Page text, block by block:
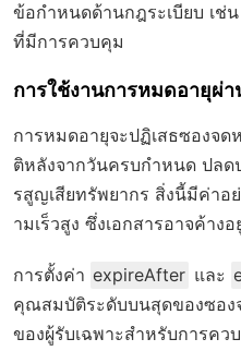
ข้อกำหนดด้านกฎระเบียบ เช่
ที่มีการควบคุม
การใช้งานการหมดอายุผ่า
การหมดอายุจะปฏิเสธซองจ
ติหลังจากวันครบกำหนด ปลด
รสูญเสียทรัพยากร สิ่งนี้มีค่าอ
ามเร็วสูง ซึ่งเอกสารอาจค้างอ
การตั้งค่า expireAfter และ
คุณสมบัติระดับบนสุดของซอง
ของผู้รับเฉพาะสำหรับการคว